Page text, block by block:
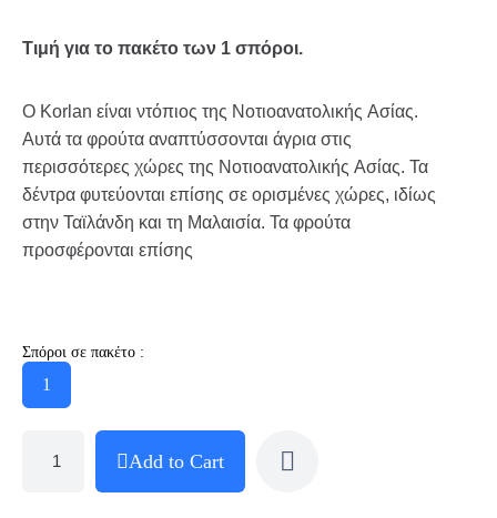
Τιμή για το πακέτο των 1 σπόροι.
Ο Korlan είναι ντόπιος της Νοτιοανατολικής Ασίας.
Αυτά τα φρούτα αναπτύσσονται άγρια στις
περισσότερες χώρες της Νοτιοανατολικής Ασίας. Τα
δέντρα φυτεύονται επίσης σε ορισμένες χώρες, ιδίως
στην Ταϊλάνδη και τη Μαλαισία. Τα φρούτα
προσφέρονται επίσης
Σπόροι σε πακέτο :
1
Add to Cart